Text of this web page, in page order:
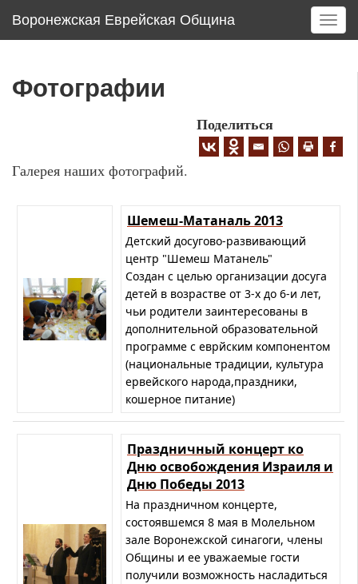
Воронежская Еврейская Община
T
o
a
Фотографии
Поделиться
Галерея наших фотографий.
Шемеш-Матаналь 2013
Детский досугово-развивающий
центр "Шемеш Матанель"
Создан с целью организации досуга
детей в возрастве от 3-х до 6-и лет,
чьи родители заинтересованы в
дополнительной образовательной
программе с еврйским компонентом
(национальные традиции, культура
ервейского народа,праздники,
кошерное питание)
Праздничный концерт ко
Дню освобождения Израиля и
Дню Победы 2013
На праздничном концерте,
состоявшемся 8 мая в Молельном
зале Воронежской синагоги, члены
Общины и ее уважаемые гости
получили возможность насладиться